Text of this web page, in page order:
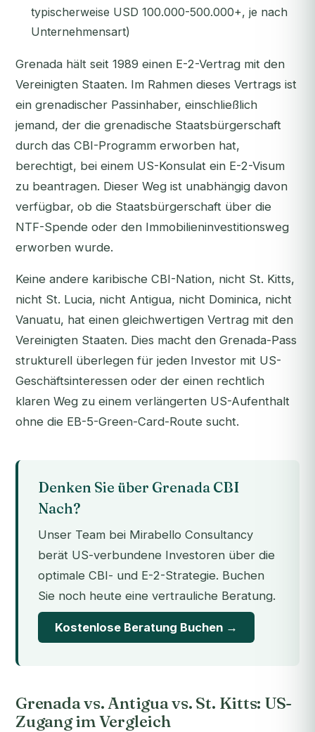
typischerweise USD 100.000-500.000+, je nach
Unternehmensart)
Grenada hält seit 1989 einen E-2-Vertrag mit den
Vereinigten Staaten. Im Rahmen dieses Vertrags ist
ein grenadischer Passinhaber, einschließlich
jemand, der die grenadische Staatsbürgerschaft
durch das CBI-Programm erworben hat,
berechtigt, bei einem US-Konsulat ein E-2-Visum
zu beantragen. Dieser Weg ist unabhängig davon
verfügbar, ob die Staatsbürgerschaft über die
NTF-Spende oder den Immobilieninvestitionsweg
erworben wurde.
Keine andere karibische CBI-Nation, nicht St. Kitts,
nicht St. Lucia, nicht Antigua, nicht Dominica, nicht
Vanuatu, hat einen gleichwertigen Vertrag mit den
Vereinigten Staaten. Dies macht den Grenada-Pass
strukturell überlegen für jeden Investor mit US-
Geschäftsinteressen oder der einen rechtlich
klaren Weg zu einem verlängerten US-Aufenthalt
ohne die EB-5-Green-Card-Route sucht.
Denken Sie über Grenada CBI
Nach?
Unser Team bei Mirabello Consultancy
berät US-verbundene Investoren über die
optimale CBI- und E-2-Strategie. Buchen
Sie noch heute eine vertrauliche Beratung.
Kostenlose Beratung Buchen →
Grenada vs. Antigua vs. St. Kitts: US-
Zugang im Vergleich